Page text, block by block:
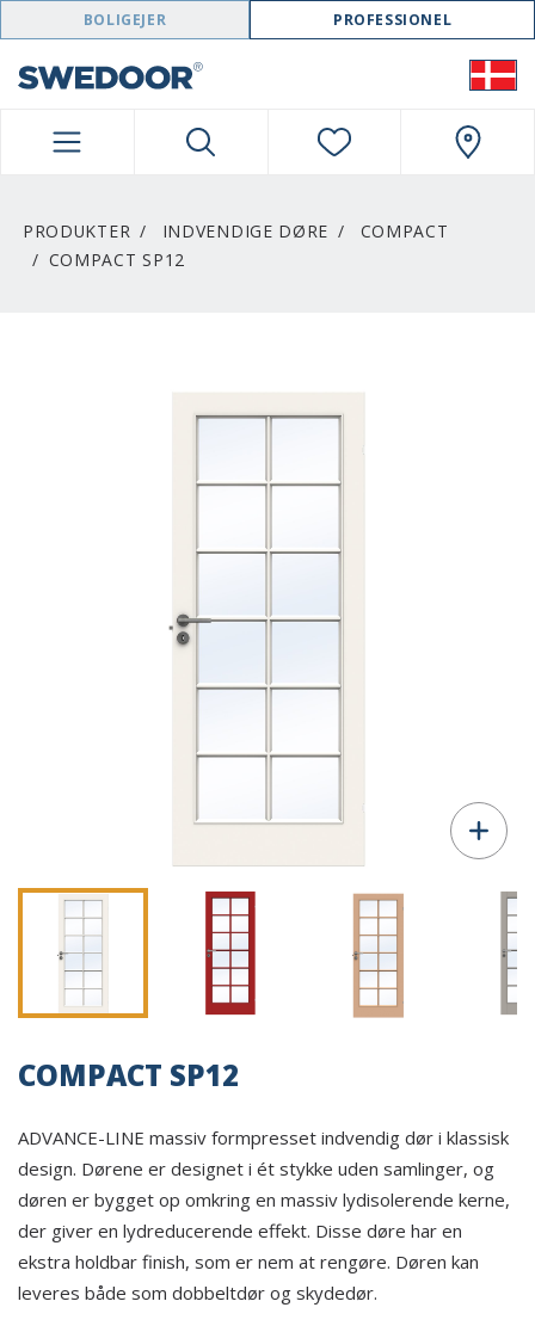
SWEDOOR NAVIGATION
BOLIGEJER PROFESSIONEL
PRODUKTER INDVENDIGE DØRE
COMPACT
COMPACT SP12
COMPACT SP12
ADVANCE-LINE massiv formpresset indvendig dør i klassisk
design. Dørene er designet i ét stykke uden samlinger, og
døren er bygget op omkring en massiv lydisolerende kerne,
der giver en lydreducerende effekt. Disse døre har en
ekstra holdbar finish, som er nem at rengøre. Døren kan
leveres både som dobbeltdør og skydedør.